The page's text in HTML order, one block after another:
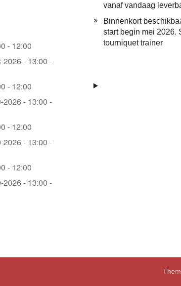
- 12:00
2026 - 13:00 -
- 12:00
2026 - 13:00 -
- 12:00
2026 - 13:00 -
- 12:00
2026 - 13:00 -
vanaf vandaag
​Binnenkort
start begin mei 2026.
tourniquet trainer